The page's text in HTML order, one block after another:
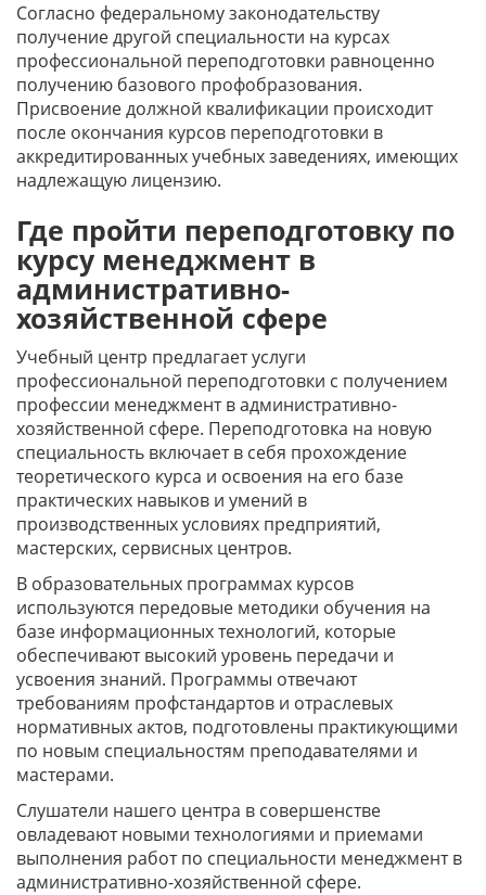
Согласно федеральному законодательству
получение другой специальности на курсах
профессиональной переподготовки равноценно
получению базового профобразования.
Присвоение должной квалификации происходит
после окончания курсов переподготовки в
аккредитированных учебных заведениях, имеющих
надлежащую лицензию.
Где пройти переподготовку по
курсу менеджмент в
административно-
хозяйственной сфере
Учебный центр предлагает услуги
профессиональной переподготовки с получением
профессии менеджмент в административно-
хозяйственной сфере. Переподготовка на новую
специальность включает в себя прохождение
теоретического курса и освоения на его базе
практических навыков и умений в
производственных условиях предприятий,
мастерских, сервисных центров.
В образовательных программах курсов
используются передовые методики обучения на
базе информационных технологий, которые
обеспечивают высокий уровень передачи и
усвоения знаний. Программы отвечают
требованиям профстандартов и отраслевых
нормативных актов, подготовлены практикующими
по новым специальностям преподавателями и
мастерами.
Слушатели нашего центра в совершенстве
овладевают новыми технологиями и приемами
выполнения работ по специальности менеджмент в
административно-хозяйственной сфере.